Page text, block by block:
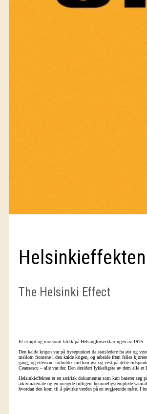
The Helsinki Effect
Et skarpt og morsomt blikk på Helsingforserklæringen av 1975
Den kalde krigen var på frysepunktet da statsledere fra øst og
mellom frontene i den kalde krigen, og arbeide frem felles
gang, og ettersom forholdet mellom øst og vest på dette
Ceausescu – alle var der. Den desidert lykkeligste av dem alle
Helsinkieffekten er en satirisk dokumentar som kun baserer
arkivmateriale og en mengde tidligere hemmeligstemplede
hvordan den kom til å påvirke verden på en avgjørende måte. I